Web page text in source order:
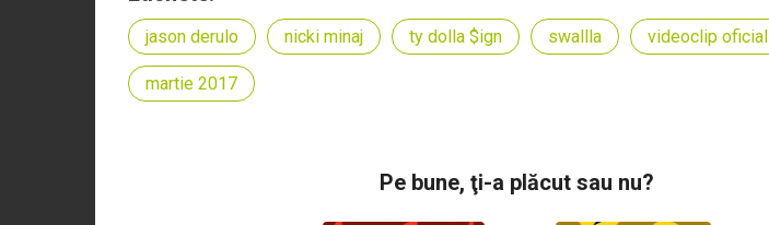
jason derulo nicki minaj ty dolla $ign swallla videoclip oficial
martie 2017
Pe bune, ţi-a plăcut sau nu?